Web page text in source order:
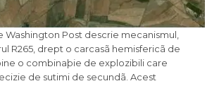
Washington Post descrie mecanismul,
R265, drept o carcasã hemisfericã de
o combinaþie de explozibili care
de sutimi de secundã. Acest